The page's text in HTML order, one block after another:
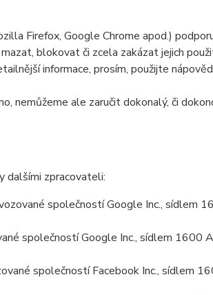
Firefox, Google Chrome apod.)
blokovat či zcela zakázat jejich
informace, prosím, použijte
nemůžeme ale zaručit dokonalý, či
dalšími zpracovateli:
společností Google Inc., sídlem
společností Google Inc., sídlem 1600
společností Facebook Inc., sídlem